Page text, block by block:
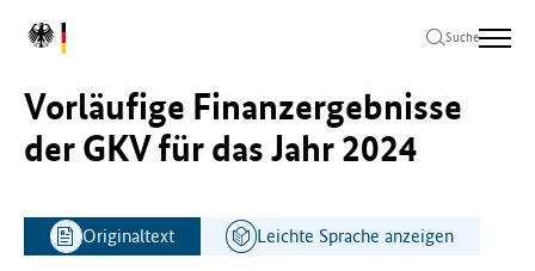
Hauptinhalt
springen
Hauptnavigation
springen
Seitenende
springen
L
o
u
s
Suche
Vorläufige Finanzergebnisse
der GKV für das Jahr 2024
Originaltext Leichte Sprache anzeigen